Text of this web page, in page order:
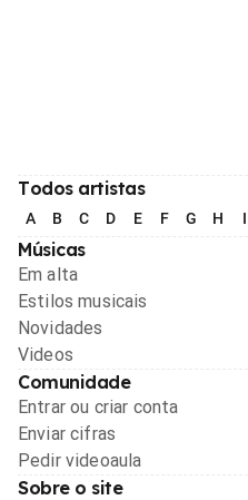
Todos artistas
A B C D E F G H I
Músicas
Em alta
Estilos musicais
Novidades
Videos
Comunidade
Entrar ou criar conta
Enviar cifras
Pedir videoaula
Sobre o site